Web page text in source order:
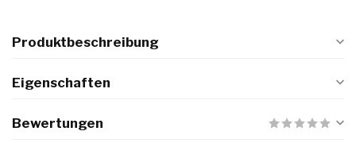
Produktbeschreibung
Eigenschaften
Bewertungen